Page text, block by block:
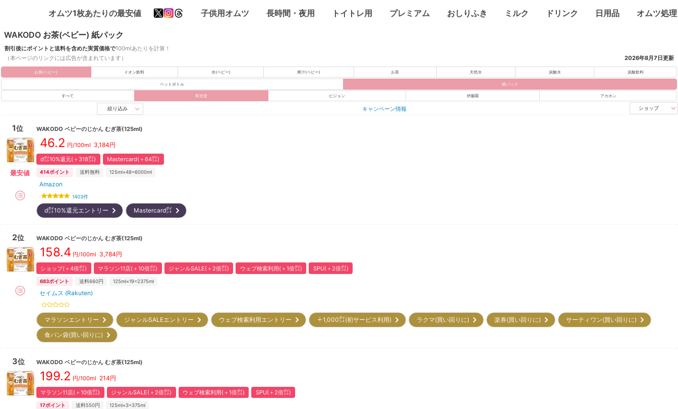
オムツ1枚あたりの最安値 子供用オムツ 長時間・夜用 トイトレ用 プレミアム おしりふき ミルク ドリンク 日用品 オムツ処理
WAKODO お茶(ベビー) 紙パック
割引後にポイントと送料を含めた実質価格で100mlあたりを計算！
（本ページのリンクには広告が含まれています）
2026年8月7日更新
お茶(ベビー) イオン飲料 水(ベビー) 果汁(ベビー) お茶 天然水 炭酸水 炭酸飲料
ペットボトル 紙パック
すべて 和光堂 ピジョン 伊藤園 アカホン
絞り込み キャンペーン情報 ショップ
1位
最安値
WAKODO ベビーのじかん むぎ茶(125ml)
46.2 円/100ml 3,184円
d㌽10%還元(＋318㌽) Mastercard(＋64㌽)
414ポイント 送料無料 125ml×48=6000ml
Amazon
1403件
d㌽10%還元エントリー Mastercard㌽
2位 WAKODO ベビーのじかん むぎ茶(125ml)
158.4 円/100ml 3,784円
ショップ(＋4倍㌽) マラソン11店(＋10倍㌽) ジャンルSALE(＋2倍㌽) ウェブ検索利用(＋1倍㌽) SPU(＋2倍㌽)
683ポイント 送料660円 125ml×19=2375ml
セイムス (Rakuten)
マラソンエントリー ジャンルSALEエントリー ウェブ検索利用エントリー ＋1,000㌽(初サービス利用) ラクマ(買い回りに) 楽券(買い回りに)
サーティワン(買い回りに)
食パン袋(買い回りに)
3位 WAKODO ベビーのじかん むぎ茶(125ml)
199.2 円/100ml 214円
マラソン11店(＋10倍㌽) ジャンルSALE(＋2倍㌽) ウェブ検索利用(＋1倍㌽) SPU(＋2倍㌽)
17ポイント 送料550円 125ml×3=375ml